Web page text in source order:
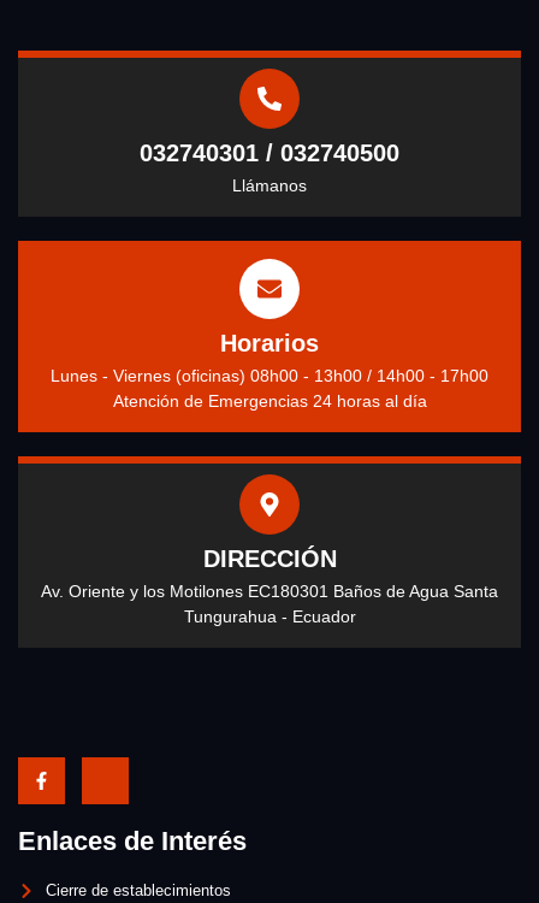
032740301 / 032740500
Llámanos
Horarios
Lunes - Viernes (oficinas) 08h00 - 13h00 / 14h00 - 17h00
Atención de Emergencias 24 horas al día
DIRECCIÓN
Av. Oriente y los Motilones EC180301 Baños de Agua Santa
Tungurahua - Ecuador
Enlaces de Interés
Cierre de establecimientos